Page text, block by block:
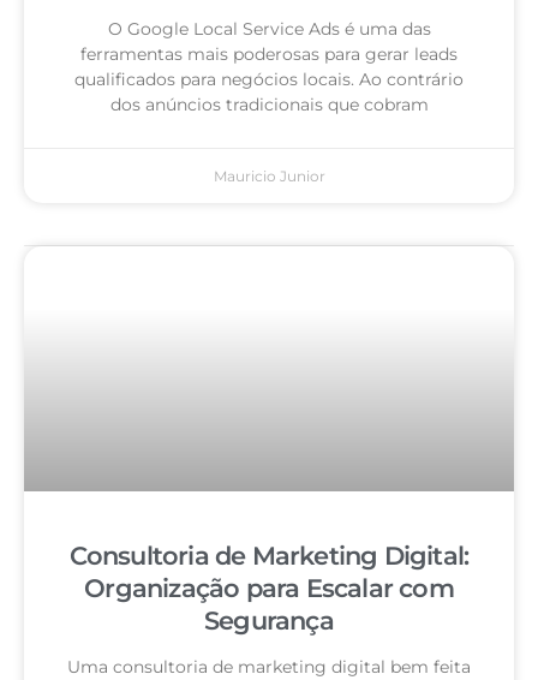
O Google Local Service Ads é uma das
ferramentas mais poderosas para gerar leads
qualificados para negócios locais. Ao contrário
dos anúncios tradicionais que cobram
Mauricio Junior
Consultoria de Marketing Digital:
Organização para Escalar com
Segurança
Uma consultoria de marketing digital bem feita